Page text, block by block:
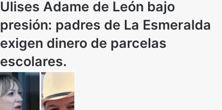
Ulises Adame de León bajo
presión: padres de La Esmeralda
exigen dinero de parcelas
escolares.